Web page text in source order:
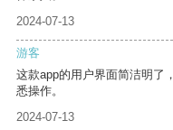
2024-07-13
游客
这款app的用户界面简洁明了
悉操作。
2024-07-13